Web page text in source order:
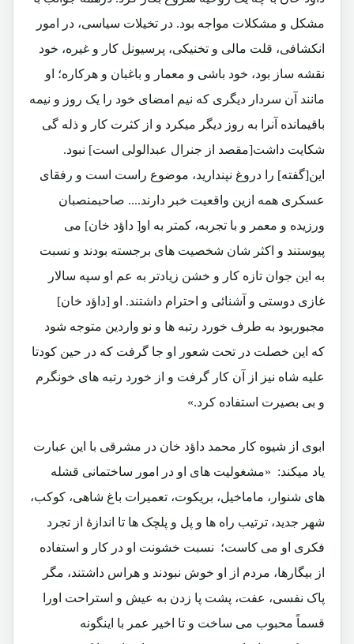
مشکل و مشکلات مواجه بود. در تخیلات سیاسی، در امور
انکشافی، قلت مالی و تخنیکی، پرسیونل کار و غیره، خود
نقشه ساز بود، خود باشی و معمار و باغبان و هرکاره؛ او
مانند آن سردار دیگری که نیم امضای خود را یک روز و نیمه
باقیمانده آنرا به روز دیگر میکرد و از کثرت کار و ذله گی
شکایت داشت[مقصد از جنرال عبدالولی است] نبود.
این[گفته] را دروغ نپندارید، موضوع راست است و رفقای
عسکری همه ازین واقعیت خبر دارند.... صاحبمنصبان
ورزیده و معمر و با تجربه، کمتر به او[ داؤد خان] می
پیوستند و اکثر شان شخصیت های برجسته بودند و نسبت
به این جوان تازه کار و خشن زیادتر به عم او سپه سالار
غازی دوستی و آشنائی و احترام داشتند. او [داؤد خان]
مجبوربود به طرف خورد رتبه ها و نو واردین متوجه شود
که این خصلت در تحت شعور او جا گرفت که در حین کودتا
علیه شاه نیز از آن کار گرفت و از خورد رتبه های خونگرم
و بی بصیرت استفاده کرد.»
ابوی از شیوه کار محمد داؤد خان در مشرقی با این عبارت
یاد میکند: «مشغولیت های او در امور ساختمانی قشله
های شنوار، ماماخیل، بریکوت، تعمیرات باغ شاهی، کوکب،
شهر جدید، ترتیب راه ها و پل و پلچک ها تا اندازۀ از تجرد
فکری او می کاست؛ نسبت خشونت او در کار و استفاده
از بیگارها، مردم از او خوش نبودند و هراس داشتند، مگر
پاک نفسی، عفت، پشت پا زدن به عیش و استراحت اورا
قسماً محبوب می ساخت و تا اخیر عمر با اینگونه